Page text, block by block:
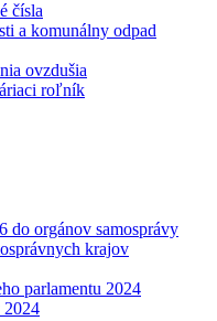
čísla
a komunálny odpad
ovzdušia
roľník
do orgánov samosprávy
krajov
parlamentu 2024
2024